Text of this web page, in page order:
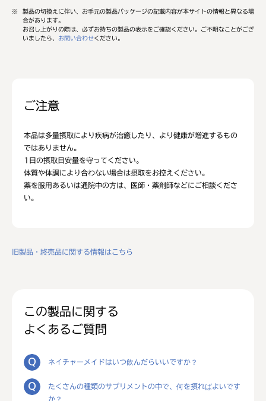
※
製品の切換えに伴い、お手元の製品パッケージの記載内容が本サイトの情報と異なる場
合があります。
お召し上がりの際は、必ずお持ちの製品の表示をご確認ください。ご不明なことがござ
いましたら、 お問い合わせください。
ご注意
本品は多量摂取により疾病が治癒したり、より健康が増進するもの
ではありません。
1日の摂取目安量を守ってください。
体質や体調により合わない場合は摂取をお控えください。
薬を服用あるいは通院中の方は、医師・薬剤師などにご相談くださ
い。
旧製品・終売品に関する情報はこちら
この製品に関する
よくあるご質問
ネイチャーメイドはいつ飲んだらいいですか？
たくさんの種類のサプリメントの中で、何を摂ればよいです
か？